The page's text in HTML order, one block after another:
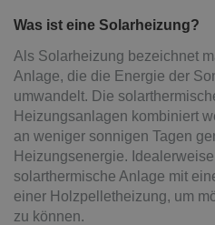
Was ist eine Solarheizung?
Als Solarheizung bezeichnet
Anlage, die die Energie der
umwandelt. Die
Heizungsanlagen kombiniert
an weniger sonnigen Tagen
Heizungsenergie.
solarthermische Anlage mit
einer Holzpelletheizung, um
zu können.